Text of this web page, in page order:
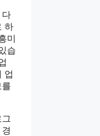
다
하
미
습
업